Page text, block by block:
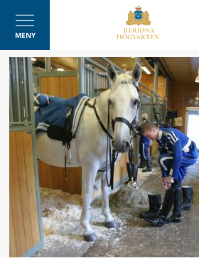
MENY